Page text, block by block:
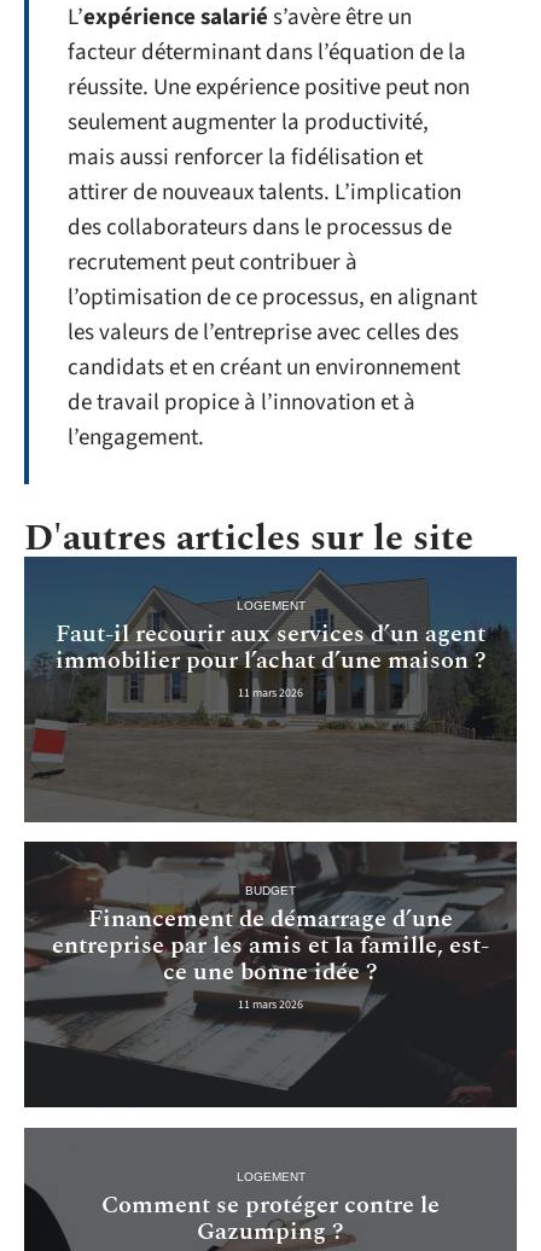
L’expérience salariés’avère être un
facteur déterminant dans l’équation de la
réussite. Une expérience positive peut non
seulement augmenter la productivité,
mais aussi renforcer la fidélisation et
attirer de nouveaux talents. L’implication
des collaborateurs dans le processus de
recrutement peut contribuer à
l’optimisation de ce processus, en alignant
les valeurs de l’entreprise avec celles des
candidats et en créant un environnement
de travail propice à l’innovation et à
l’engagement.
D'autres articles sur le site
LOGEMENT
Faut-il recourir aux services d’un agent
immobilier pour l’achat d’une maison ?
11 mars 2026
BUDGET
Financement de démarrage d’une
entreprise par les amis et la famille, est-
ce une bonne idée ?
11 mars 2026
LOGEMENT
Comment se protéger contre le
Gazumping ?